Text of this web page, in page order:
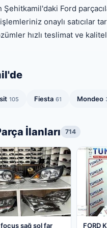
Ford
onaylı satıcılar
hızlı teslimat ve
105 Fiesta 61 Mondeo
İlanları 714
focus sağ sol far FORD